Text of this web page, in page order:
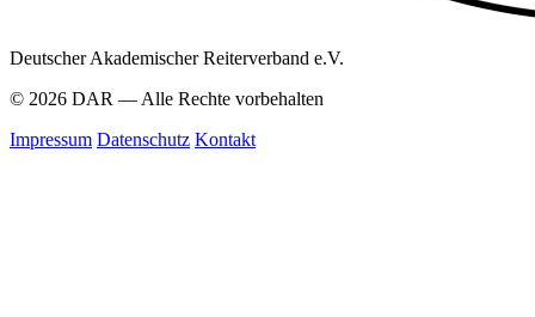
Deutscher Akademischer Reiterverband e.V.
© 2026 DAR — Alle Rechte vorbehalten
Impressum Datenschutz Kontakt